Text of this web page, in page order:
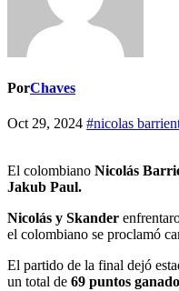
PorChaves
Oct 29, 2024 #nicolas
El colombiano Nicolás
Jakub Paul.
Nicolás y Skander
el colombiano se proclamó
El partido de la final dejó
un total de 69 puntos